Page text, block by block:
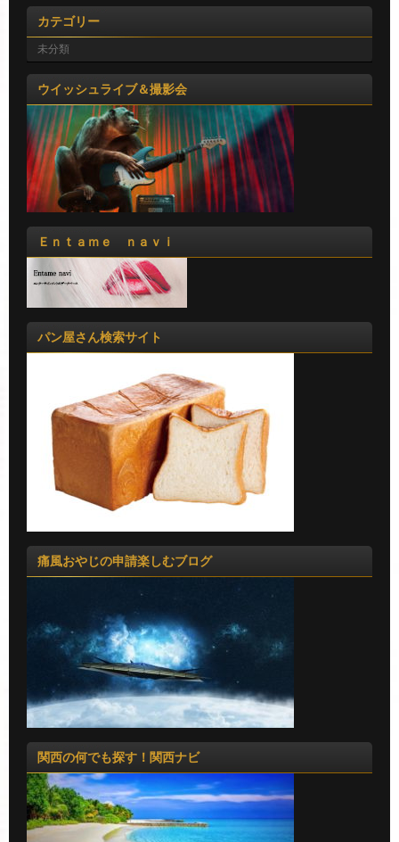
カテゴリー
未分類
ウイッシュライブ＆撮影会
Ｅｎｔａｍｅ ｎａｖｉ
パン屋さん検索サイト
痛風おやじの申請楽しむブログ
関西の何でも探す！関西ナビ